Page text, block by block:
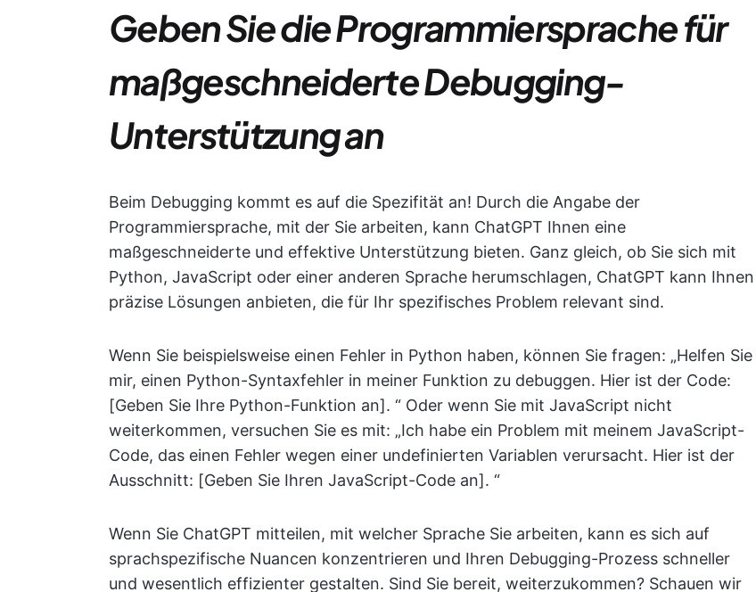
Geben Sie die Programmiersprache für
maßgeschneiderte Debugging-
Unterstützung an
Beim Debugging kommt es auf die Spezifität an! Durch die Angabe der
Programmiersprache, mit der Sie arbeiten, kann ChatGPT Ihnen eine
maßgeschneiderte und effektive Unterstützung bieten. Ganz gleich, ob Sie sich mit
Python, JavaScript oder einer anderen Sprache herumschlagen, ChatGPT kann Ihnen
präzise Lösungen anbieten, die für Ihr spezifisches Problem relevant sind.
Wenn Sie beispielsweise einen Fehler in Python haben, können Sie fragen: „Helfen Sie
mir, einen Python-Syntaxfehler in meiner Funktion zu debuggen. Hier ist der Code:
[Geben Sie Ihre Python-Funktion an]. “ Oder wenn Sie mit JavaScript nicht
weiterkommen, versuchen Sie es mit: „Ich habe ein Problem mit meinem JavaScript-
Code, das einen Fehler wegen einer undefinierten Variablen verursacht. Hier ist der
Ausschnitt: [Geben Sie Ihren JavaScript-Code an]. “
Wenn Sie ChatGPT mitteilen, mit welcher Sprache Sie arbeiten, kann es sich auf
sprachspezifische Nuancen konzentrieren und Ihren Debugging-Prozess schneller
und wesentlich effizienter gestalten. Sind Sie bereit, weiterzukommen? Schauen wir